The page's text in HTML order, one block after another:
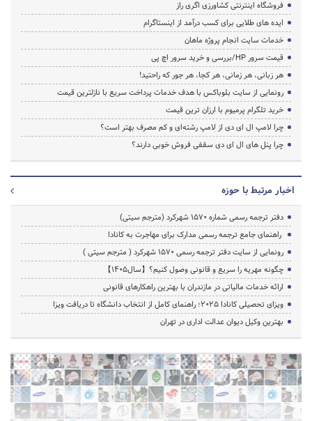
فروشگاه اینترنتی کشاورزی اگری راز
ایده های طلایی برای کسب درآمد از اینستاگرام
خدمات سایت انجام پروژه ماهان
قیمت سرور HP/بررسی و خرید سرور اچ پی
هر زبانی، هر زمانی، هر کجا، هر جور که راحتید!
رونمایی از سایت بلوباکس با هدف خدمات پرداخت سریع با نازلترین قیمت
خرید تلگرام پرمیوم با ارزان ترین قیمت
چرا لامپ ال ای دی از لامپ رشته‌ای و کم مصرف بهتر است؟
چرا پنل های ال ای دی سقفی فروش خوبی دارند؟
اخبار مرتبط با حوزه
دفتر ترجمه رسمی شماره ۱۵۷۰ شهرکرد (مترجم سیتی)
راهنمای جامع ترجمه رسمی مدارک برای مهاجرت به کانادا
رونمایی از سایت دفتر ترجمه رسمی 1570 شهرکرد ( مترجم سیتی )
چگونه مهریه را سریع و قانونی وصول کنیم؟【سال1405】
ارائه خدمات مالیاتی در مازندران با بهترین راهکارهای قانونی
ویزای تحصیلی کانادا ۲۰۲۵؛ راهنمای کامل از انتخاب دانشگاه تا دریافت ویزا
بهترین وکیل دیوان عدالت اداری در تهران